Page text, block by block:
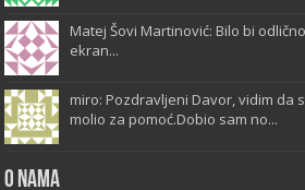
Matej Šovi Martinović: Bilo bi
ekran...
miro: Pozdravljeni Davor, vidim da
molio za pomoć.Dobio sam no...
O Nama